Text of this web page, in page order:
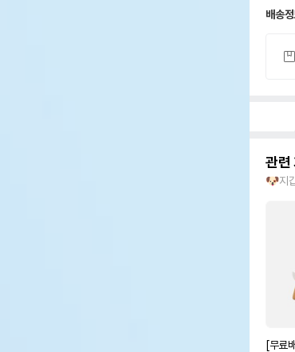
배송
관련
🐶지
[무료